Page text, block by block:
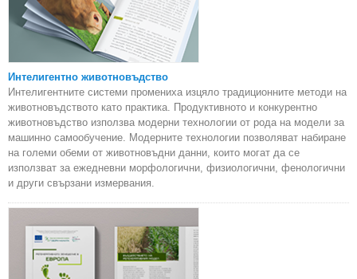
Интелигентно животновъдство
Интелигентните системи промениха изцяло традиционните методи на
животновъдството като практика. Продуктивното и конкурентно
животновъдство използва модерни технологии от рода на модели за
машинно самообучение. Модерните технологии позволяват набиране
на големи обеми от животновъдни данни, които могат да се
използват за ежедневни морфологични, физиологични, фенологични
и други свързани измервания.